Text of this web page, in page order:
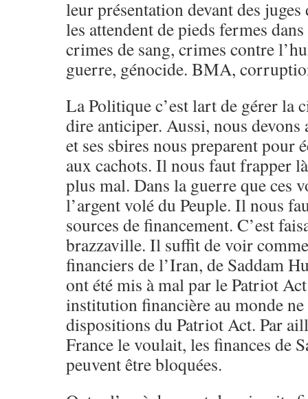
leur présentation devant des
les attendent de pieds fermes
crimes de sang, crimes contre
guerre, génocide. BMA,
La Politique c’est lart de gérer la
dire anticiper. Aussi, nous devons
et ses sbires nous preparent pour
aux cachots. Il nous faut frapper
plus mal. Dans la guerre que ces
l’argent volé du Peuple. Il nous
sources de financement. C’est
brazzaville. Il suffit de voir
financiers de l’Iran, de Saddam
ont été mis à mal par le Patriot
institution financière au monde
dispositions du Patriot Act. Par
France le voulait, les finances de
peuvent être bloquées.